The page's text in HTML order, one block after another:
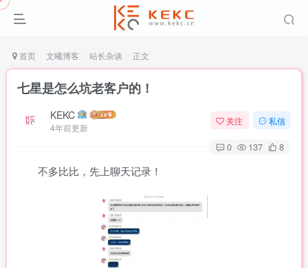
首页 文曦博客 站长杂谈 正文
七星是怎么坑老客户的！
KEKC
4年前更新
关注 私信
0 137 8
不多比比，先上聊天记录！